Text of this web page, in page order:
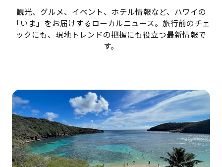
観光、グルメ、イベント、ホテル情報など、ハワイの
「いま」をお届けするローカルニュース。旅行前のチェ
ックにも、現地トレンドの把握にも役立つ最新情報で
す。